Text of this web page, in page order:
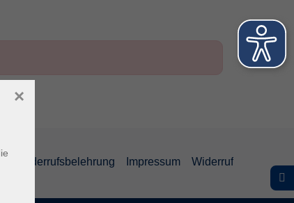
Widerrufsbelehrung Impressum Widerruf
×